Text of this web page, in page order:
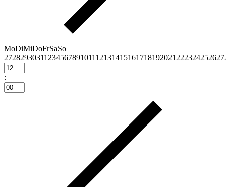
MoDiMiDoFrSaSo
2728293031123456789101112131415161718192021222324252627
: